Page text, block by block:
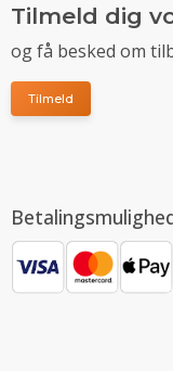
Tilmeld dig
og få besked om
Tilmeld